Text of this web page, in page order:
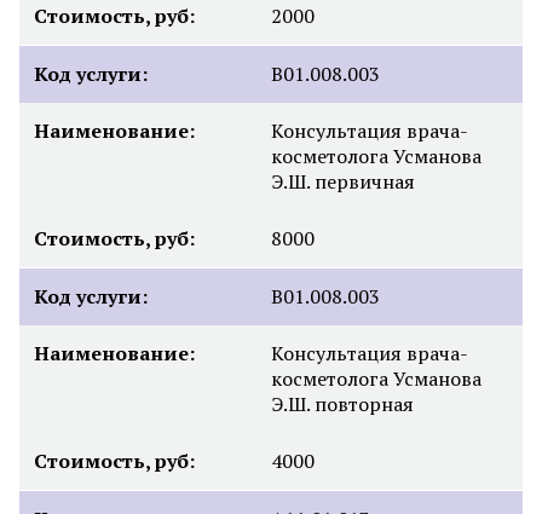
Стоимость, руб: 2000
Код услуги: B01.008.003
Наименование:
Консультация врача-
косметолога Усманова
Э.Ш. первичная
Стоимость, руб: 8000
Код услуги: B01.008.003
Наименование:
Консультация врача-
косметолога Усманова
Э.Ш. повторная
Стоимость, руб: 4000